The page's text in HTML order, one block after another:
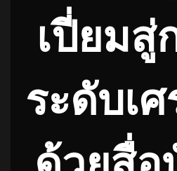
เปี่ยมสู่
ระดับเ